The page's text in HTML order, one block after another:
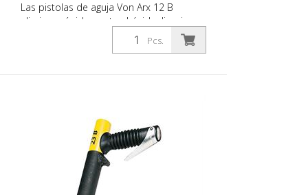
Las pistolas de aguja Von Arx 12 B
eliminan rápidamente el óxido, limpian,
purifican y desbastan. Esencialmente
alisan las superficies irregulares. Como
trabajo. Con agujas de 2, 3 o 4 mm según
se requiera. El peso: 1,3 kg (2,9 libras)
Consumo de aire: 96 L/min. (3,4 cfm)
Agujas de 3 mm: 12 piezas Presión del
aire: máxima. 6 bar (85 psi) Conexión: G
3/8 '' Nivel de ruido: 101 dB (A)
Pcs.